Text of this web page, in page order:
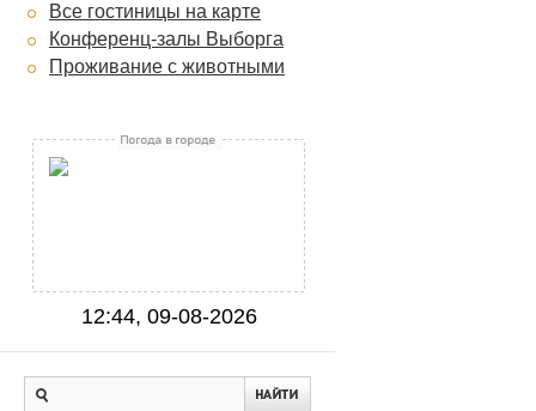
Все гостиницы на карте
Конференц-залы Выборга
Проживание с животными
12:44, 09-08-2026